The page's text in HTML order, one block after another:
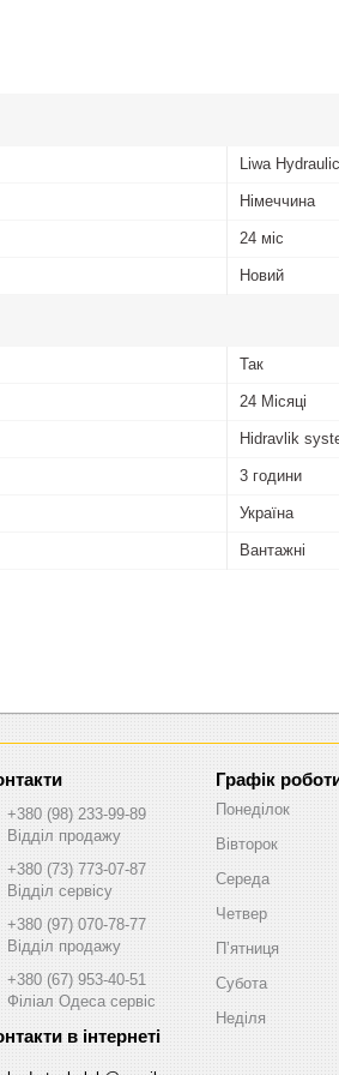
Liwa Hydraulic
Німеччина
24 міс
Новий
Так
24 Місяці
Hidravlik
3 години
Україна
Вантажні
+380 (98) 233-99-89
Відділ продажу
+380 (73) 773-07-87
Відділ сервісу
+380 (97) 070-78-77
Відділ продажу
+380 (67) 953-40-51
Філіал Одеса сервіс
Графік
Понеділок
Вівторок
Середа
Четвер
Пʼятниця
Субота
Неділя